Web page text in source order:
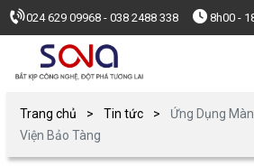
024 629 09968 - 038 2488 338 8h00 -
Trang chủ Tin tức
Ứng Dụng
Viện Bảo Tàng